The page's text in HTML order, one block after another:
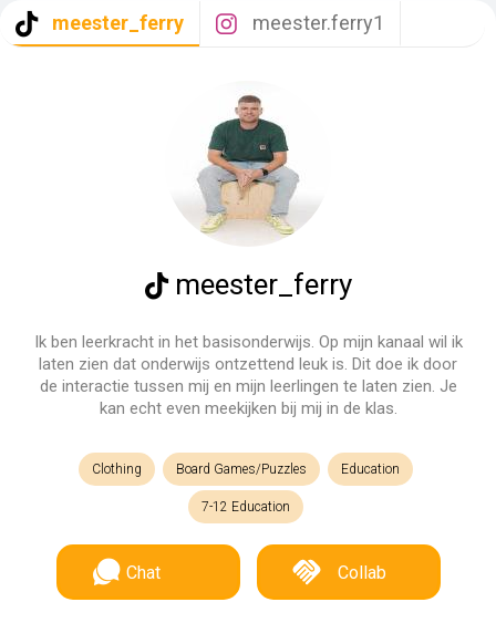
meester_ferry meester.ferry1
meester_ferry
Ik ben leerkracht in het basisonderwijs. Op mijn kanaal wil ik
laten zien dat onderwijs ontzettend leuk is. Dit doe ik door
de interactie tussen mij en mijn leerlingen te laten zien. Je
kan echt even meekijken bij mij in de klas.
Clothing Board Games/Puzzles Education
7-12 Education
Chat Collab